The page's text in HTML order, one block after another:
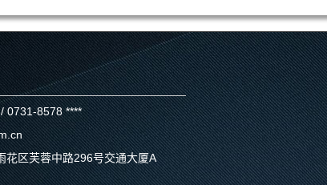
0731-8578 ****
花区芙蓉中路296号交通大厦A